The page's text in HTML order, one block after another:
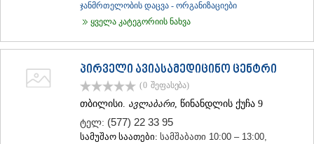
ჯანმრთელობის დაცვა - ორგანიზაციები
ყველა კატეგორიის ნახვა
პირველი ავიასამედიცინო ცენტრი
(0 შეფასება)
თბილისი. ავლაბარი, წინანდლის ქუჩა 9
ტელ: (577) 22 33 95
სამუშაო საათები: სამშაბათი 10:00 – 13:00,